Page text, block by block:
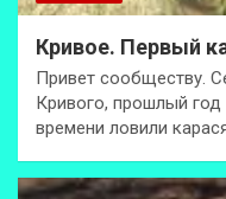
Кривое. Первый
Привет сообществу.
Кривого, прошлый год
времени ловили